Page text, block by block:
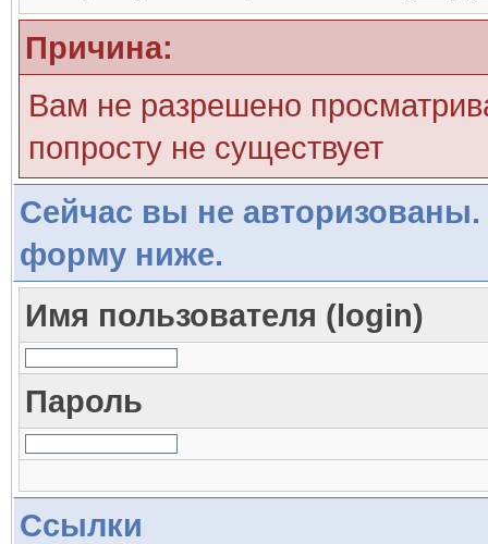
Причина:
Вам не разрешено
попросту не существует
Сейчас вы не авторизованы.
форму ниже.
Имя пользователя (login)
Пароль
Ссылки